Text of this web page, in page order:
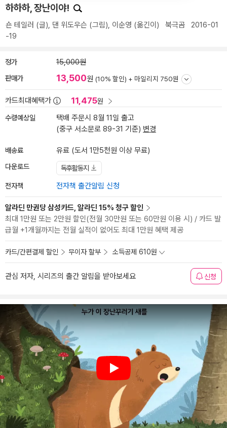
하하하, 장난이야!
숀 테일러 (글), 댄 위도우슨 (그림), 이순영 (옮긴이) 북극곰 2016-01
-19
정가 15,000원
판매가 13,500원 (10% 할인) + 마일리지 750원
카드최대혜택가 11,475원
수령예상일
택배 주문시 8월 11일 출고
(중구 서소문로 89-31 기준) 변경
배송료 유료 (도서 1만5천원 이상 무료)
다운로드 독후활동지
전자책 전자책 출간알림 신청
알라딘 만권당 삼성카드, 알라딘 15% 청구 할인
최대 1만원 또는 2만원 할인(전월 30만원 또는 60만원 이용 시) / 카드 발
급월 +1개월까지는 전월 실적이 없어도 최대 1만원 혜택 제공
카드/간편결제 할인 무이자 할부 소득공제 610원
관심 저자, 시리즈의 출간 알림을 받아보세요 신청
Play